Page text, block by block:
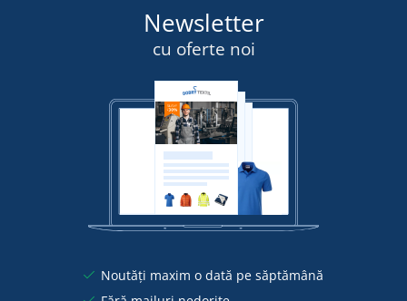
Newsletter
cu oferte noi
Noutăți maxim o dată pe săptămână